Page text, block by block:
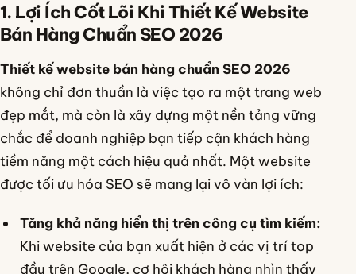
1. Lợi Ích Cốt Lõi Khi Thiết Kế Website
Bán Hàng Chuẩn SEO 2026
Thiết kế website bán hàng chuẩn SEO 2026
không chỉ đơn thuần là việc tạo ra một trang web
đẹp mắt, mà còn là xây dựng một nền tảng vững
chắc để doanh nghiệp bạn tiếp cận khách hàng
tiềm năng một cách hiệu quả nhất. Một website
được tối ưu hóa SEO sẽ mang lại vô vàn lợi ích:
Tăng khả năng hiển thị trên công cụ tìm kiếm:
Khi website của bạn xuất hiện ở các vị trí top
đầu trên Google, cơ hội khách hàng nhìn thấy